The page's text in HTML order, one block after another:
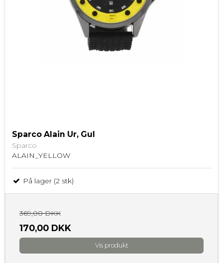
Sparco Alain Ur, Gul
Sparco
ALAIN_YELLOW
På lager (2 stk)
369,00 DKK
170,00 DKK
Vis produkt